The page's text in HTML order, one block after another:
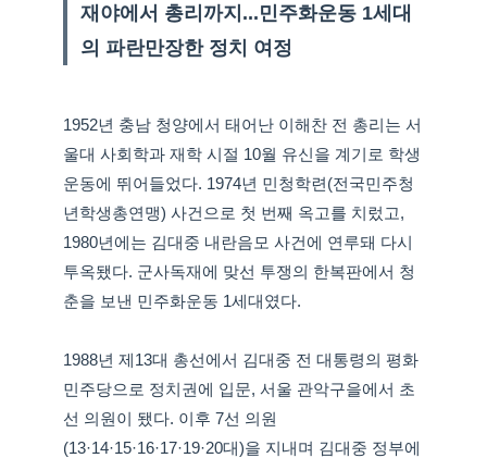
재야에서 총리까지...민주화운동 1세대
의 파란만장한 정치 여정
1952년 충남 청양에서 태어난 이해찬 전 총리는 서
울대 사회학과 재학 시절 10월 유신을 계기로 학생
운동에 뛰어들었다. 1974년 민청학련(전국민주청
년학생총연맹) 사건으로 첫 번째 옥고를 치렀고,
1980년에는 김대중 내란음모 사건에 연루돼 다시
투옥됐다. 군사독재에 맞선 투쟁의 한복판에서 청
춘을 보낸 민주화운동 1세대였다.
1988년 제13대 총선에서 김대중 전 대통령의 평화
민주당으로 정치권에 입문, 서울 관악구을에서 초
선 의원이 됐다. 이후 7선 의원
(13·14·15·16·17·19·20대)을 지내며 김대중 정부에